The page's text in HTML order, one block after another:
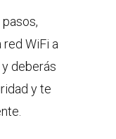
WiFi a
deberás
y te